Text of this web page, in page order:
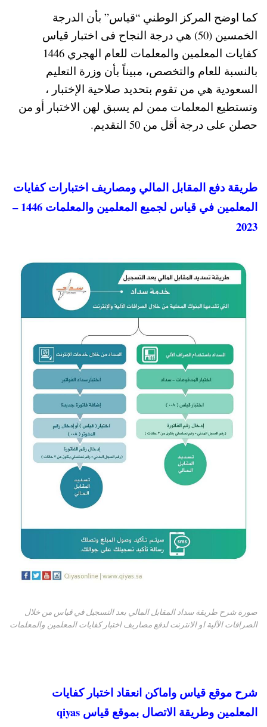
كما اوضح المركز الوطني “قياس” بأن الدرجة
الخمسين (50) هي درجة النجاح فى اختبار قياس
كفايات المعلمين والمعلمات للعام الهجري 1446
بالنسبة للعام والتخصص، مبيناً بأن وزرة التعليم
السعودية هي من تقوم بتحديد صلاحية الإختبار ،
وتستطيع المعلمات ممن لم يسبق لهن الاختبار أو من
حصلن على درجة أقل من 50 التقديم.
طريقة دفع المقابل المالي ومصاريف اختبارات كفايات
المعلمين في قياس لجميع المعلمين والمعلمات 1446 –
2023
صورة شرح طريقة سداد المقابل المالي بعد التسجيل في قياس من خلال
الصرافات الآلية او الانترنت لدفع مصاريف اختبار كفايات المعلمين والمعلمات
شرح موقع قياس واماكن انعقاد اختبار كفايات
المعلمين وطريقة الاتصال بموقع قياس qiyas